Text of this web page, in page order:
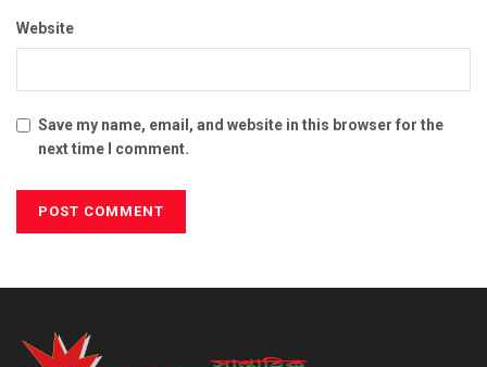
Website
Save my name, email, and website in this browser for the
next time I comment.